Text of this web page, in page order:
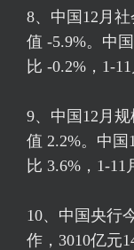
8、中国12月
值 -5.9%。中
比 -0.2%，1-11
9、中国12月
值 2.2%。中国
比 3.6%，1-11
10、中国央行
作，3010亿元